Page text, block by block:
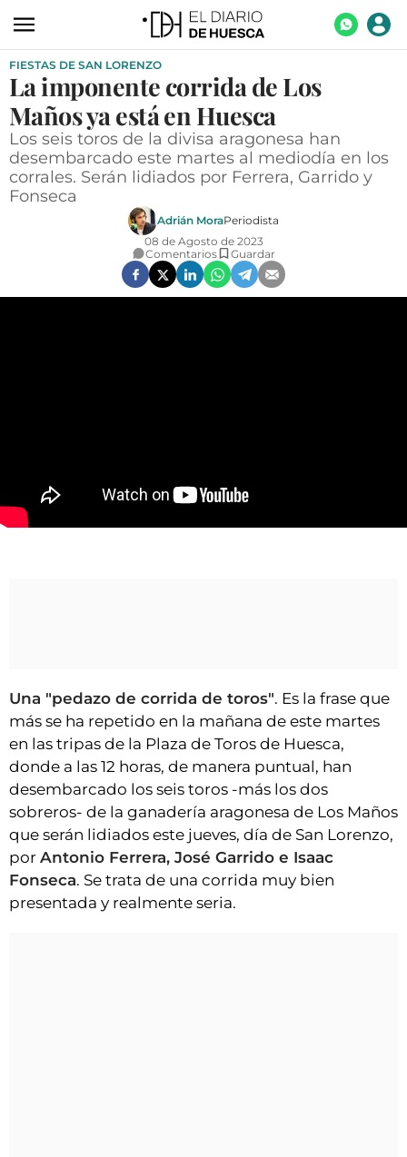
ACTUALIDAD
ECONOMÍA
TECNOLOGÍA
TURISMO
AGROALIMENTACIÓN
FIESTAS DE SAN LORENZO
CLUB DEL AMIGO MILITANTE
INICIAR SESIÓN
FIESTAS DE SAN LORENZO
La imponente corrida de Los
Maños ya está en Huesca
Los seis toros de la divisa aragonesa han
desembarcado este martes al mediodía en los
corrales. Serán lidiados por Ferrera, Garrido y
Fonseca
Adrián MoraPeriodista
08 de Agosto de 2023
Comentarios
Guardar
Una "pedazo de corrida de toros". Es la frase que
más se ha repetido en la mañana de este martes
en las tripas de la Plaza de Toros de Huesca,
donde a las 12 horas, de manera puntual, han
desembarcado los seis toros -más los dos
sobreros- de la ganadería aragonesa de Los Maños
que serán lidiados este jueves, día de San Lorenzo,
por Antonio Ferrera, José Garrido e Isaac
Fonseca. Se trata de una corrida muy bien
presentada y realmente seria.